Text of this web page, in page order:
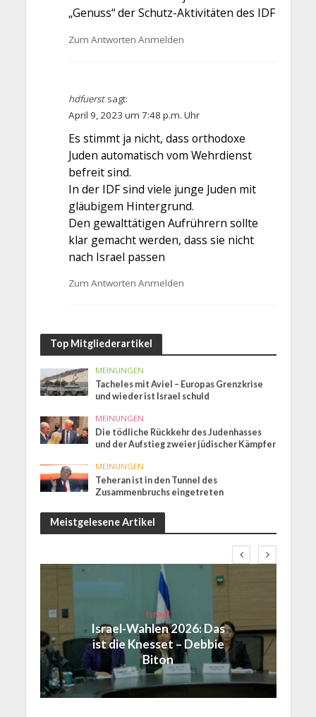
„Genuss“ der Schutz-Aktivitäten des IDF
Zum Antworten Anmelden
hdfuerst sagt:
April 9, 2023 um 7:48 p.m. Uhr
Es stimmt ja nicht, dass orthodoxe
Juden automatisch vom Wehrdienst
befreit sind.
In der IDF sind viele junge Juden mit
gläubigem Hintergrund.
Den gewalttätigen Aufrührern sollte
klar gemacht werden, dass sie nicht
nach Israel passen
Zum Antworten Anmelden
Top Mitgliederartikel
MEINUNGEN
Tacheles mit Aviel – Europas Grenzkrise
und wieder ist Israel schuld
MEINUNGEN
Die tödliche Rückkehr des Judenhasses
und der Aufstieg zweier jüdischer Kämpfer
MEINUNGEN
Teheran ist in den Tunnel des
Zusammenbruchs eingetreten
Meistgelesene Artikel
Israel
Israel-Wahlen 2026: Das
ist die Knesset – Debbie
Biton